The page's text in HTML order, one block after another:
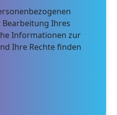
Ihres
Informationen zur
Ihre Rechte finden